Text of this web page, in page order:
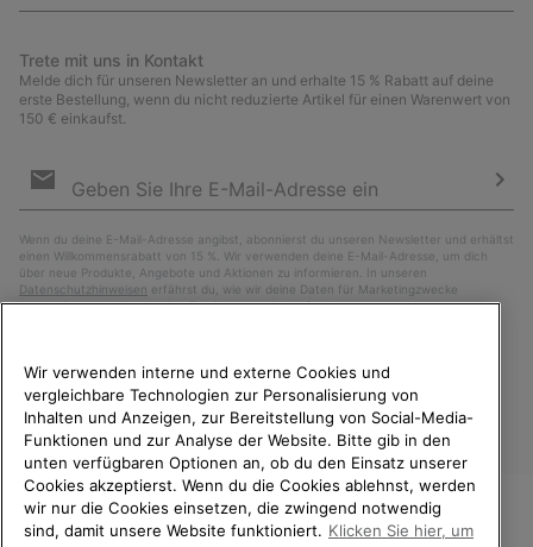
Trete mit uns in Kontakt
Melde dich für unseren Newsletter an und erhalte 15 % Rabatt auf deine
erste Bestellung, wenn du nicht reduzierte Artikel für einen Warenwert von
150 € einkaufst.
Anmeldung
Wenn du deine E-Mail-Adresse angibst, abonnierst du unseren Newsletter und erhältst
einen Willkommensrabatt von 15 %. Wir verwenden deine E-Mail-Adresse, um dich
über neue Produkte, Angebote und Aktionen zu informieren. In unseren
Datenschutzhinweisen erfährst du, wie wir deine Daten für Marketingzwecke
verarbeiten und wie du deine Zustimmung widerrufen kannst.
Österreich
Wir verwenden interne und externe Cookies und
vergleichbare Technologien zur Personalisierung von
Inhalten und Anzeigen, zur Bereitstellung von Social-Media-
Funktionen und zur Analyse der Website. Bitte gib in den
unten verfügbaren Optionen an, ob du den Einsatz unserer
Cookies akzeptierst. Wenn du die Cookies ablehnst, werden
wir nur die Cookies einsetzen, die zwingend notwendig
sind, damit unsere Website funktioniert. Klicken Sie hier, um